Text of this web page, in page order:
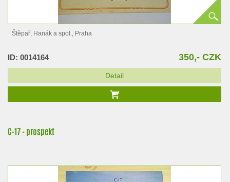
Štěpař, Hanák a spol., Praha
ID: 0014164 350,- CZK
Detail
C-17 - prospekt